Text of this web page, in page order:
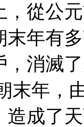
，從公
末年有
，消滅
末年，
造成了